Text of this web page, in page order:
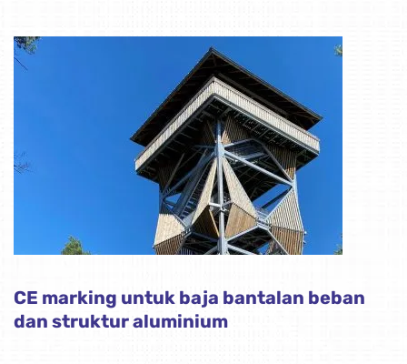
CE marking untuk baja bantalan beban
dan struktur aluminium